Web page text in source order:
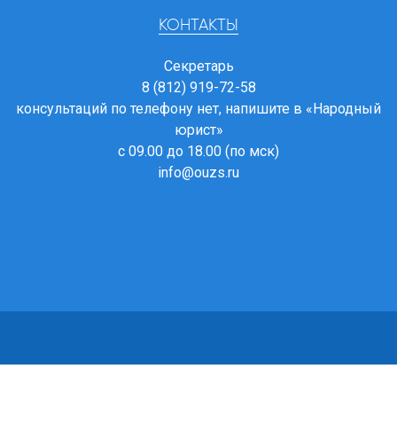
КОНТАКТЫ
Секретарь
8 (812) 919-72-58
консультаций по телефону нет, напишите в «Народный
юрист»
с 09.00 до 18.00 (по мск)
info@ouzs.ru